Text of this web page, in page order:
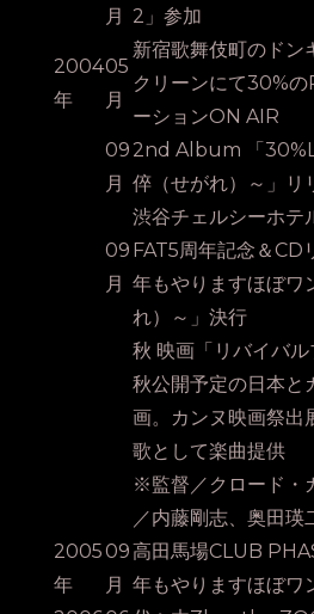
月 2」参加
2004
年
05
月
新宿歌舞伎町のドン
クリーンにて30%
ーションON AIR
09
月
2nd Album 「
倅（せがれ）～」リ
09
月
渋谷チェルシーホテ
FAT5周年記念＆
年もやりますほぼ
れ）～」決行
秋 映画「リバイバ
秋公開予定の日本と
画。カンヌ映画祭出
歌として楽曲提供
※監督／クロード
／内藤剛志、奥田瑛
2005
年
09
月
高田馬場CLUB
年もやりますほぼワ